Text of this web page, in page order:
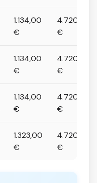
1.134,00
€
4.720,50
€
1.134,00
€
4.720,50
€
1.134,00
€
4.720,50
€
1.323,00
€
4.720,50
€